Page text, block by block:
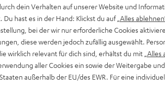
Das Set ist direkt
Musikhören Spaß!
Regallautsprecherpaar
bis 25 m²
ARC und CEC, Spotify
dein Verhalten auf unserer Website und
Du hast es in der Hand: Klickst du auf „Alles
bei der wir nur erforderliche Cookies
diese werden jedoch zufällig ausgewählt.
wirklich relevant für dich sind, erhältst du mit
aller Cookies ein sowie der Weitergabe
außerhalb der EU/des EWR. Für eine